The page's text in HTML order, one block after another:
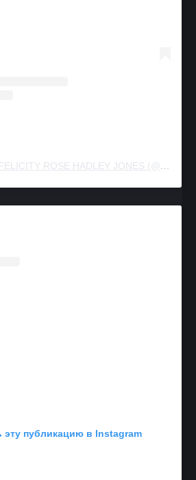
ПУБЛИКАЦИЯ ОТ FELICITY ROSE HADLEY JONES (@FELICITY.JONES)
эту публикацию в Instagram